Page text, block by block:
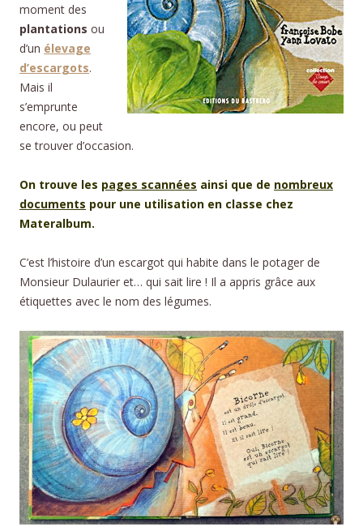
moment des
plantations ou
d’un élevage
d’escargots.
Mais il
s’emprunte
encore, ou peut
se trouver d’occasion.
On trouve les pages scannées ainsi que de nombreux
documents pour une utilisation en classe chez
Materalbum.
C’est l’histoire d’un escargot qui habite dans le potager de
Monsieur Dulaurier et… qui sait lire ! Il a appris grâce aux
étiquettes avec le nom des légumes.